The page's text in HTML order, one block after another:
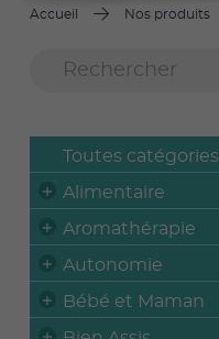
Accueil Nos produits
Toutes catégories
Alimentaire
Aromathérapie
Autonomie
Bébé et Maman